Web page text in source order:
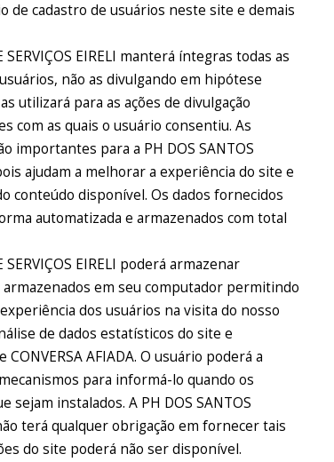
de cadastro de usuários neste site e demais
EIRELI manterá íntegras todas as
não as divulgando em hipótese
utilizará para as ações de divulgação
com as quais o usuário consentiu. As
importantes para a PH DOS SANTOS
ajudam a melhorar a experiência do site e
conteúdo disponível. Os dados fornecidos
automatizada e armazenados com total
EIRELI poderá armazenar
em seu computador permitindo
dos usuários na visita do nosso
de dados estatísticos do site e
AFIADA. O usuário poderá a
para informá-lo quando os
instalados. A PH DOS SANTOS
terá qualquer obrigação em fornecer tais
do site poderá não ser disponível.